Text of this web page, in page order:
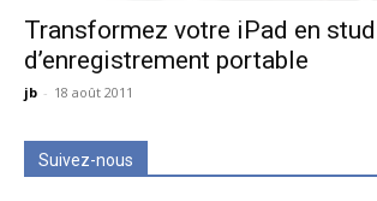
Transformez votre iPad en
d’enregistrement portable
jb - 18 août 2011
Suivez-nous